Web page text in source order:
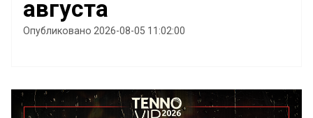
августа
Опубликовано 2026-08-05 11:02:00